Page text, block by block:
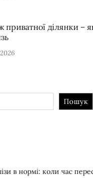
приватної ділянки –
Пошук
в нормі: коли час